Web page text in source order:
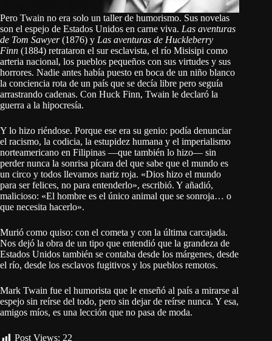
Pero Twain no era solo un taller de humorismo. Sus novelas
son el espejo de Estados Unidos en carne viva. Las aventuras
de Tom Sawyer(1876) y Las aventuras de Huckleberry
Finn (1884) retrataron el sur esclavista, el río Misisipi como
arteria nacional, los pueblos pequeños con sus virtudes y sus
horrores. Nadie antes había puesto en boca de un niño blanco
la conciencia rota de un país que se decía libre pero seguía
arrastrando cadenas. Con Huck Finn, Twain le declaró la
guerra a la hipocresía.
Y lo hizo riéndose. Porque ese era su genio: podía denunciar
el racismo, la codicia, la estupidez humana y el imperialismo
norteamericano en Filipinas —que también lo hizo— sin
perder nunca la sonrisa pícara del que sabe que el mundo es
un circo y todos llevamos nariz roja. «Dios hizo el mundo
para ser felices, no para entenderlo», escribió. Y añadió,
malicioso: «El hombre es el único animal que se sonroja… o
que necesita hacerlo».
Murió como quiso: con el cometa y con la última carcajada.
Nos dejó la obra de un tipo que entendió que la grandeza de
Estados Unidos también se contaba desde los márgenes, desde
el río, desde los esclavos fugitivos y los pueblos remotos.
Mark Twain fue el humorista que le enseñó al país a mirarse al
espejo sin reírse del todo, pero sin dejar de reírse nunca. Y esa,
amigos míos, es una lección que no pasa de moda.
Post Views: 22